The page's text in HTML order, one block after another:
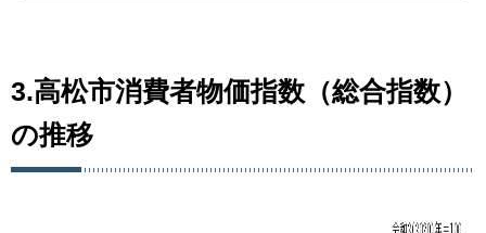
3.高松市消費者物価指数（総合指数）
の推移